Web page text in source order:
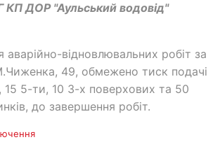
КП ДОР "Аульський водовід"
аварійно-відновлювальних робіт за
49, обмежено тиск подачі
5-ти, 10 3-х поверхових та 50
до завершення робіт.